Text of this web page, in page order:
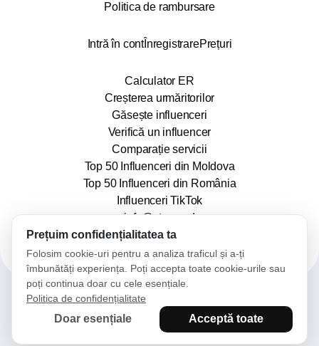
Politica de rambursare
Intră în contÎnregistrarePrețuri
Calculator ER
Creșterea urmăritorilor
Găsește influenceri
Verifică un influencer
Comparație servicii
Top 50 Influenceri din Moldova
Top 50 Influenceri din România
Influenceri TikTok
info@stars.md
2025© Stars. Toate drepturile rezervate.
Prețuim confidențialitatea ta
Folosim cookie-uri pentru a analiza traficul și a-ți
îmbunătăți experiența. Poți accepta toate cookie-urile sau
poți continua doar cu cele esențiale.
Politica de confidențialitate
Doar esențiale Acceptă toate